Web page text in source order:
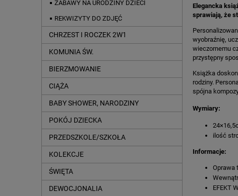
ZABAWY NA URODZINY DZIECI
REKWIZYTY DO ZDJĘĆ
CHRZEST I ROCZEK 2W1
KOMUNIA ŚW.
BIERZMOWANIE
CIĄŻA
BABY SHOWER, NARODZINY
POKÓJ DZIECKA
PRZEDSZKOLE/SZKOŁA
KOLEKCJE
ŚWIĘTA
DEWOCJONALIA
Elegancka
sprawiają, że
wyobraźnię,
wieczornemu
przystępny
Książka
rodziny.
spójna
Wymiary:
ilość
Informacje:
Oprawa
EFEKT